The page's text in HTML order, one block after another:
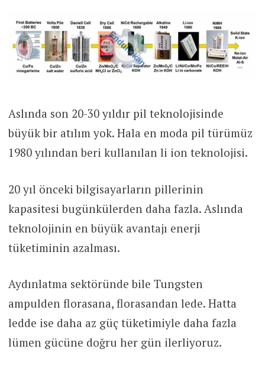
Aslında son 20-30 yıldır pil teknolojisinde
büyük bir atılım yok. Hala en moda pil türümüz
1980 yılından beri kullanılan li ion teknolojisi.
20 yıl önceki bilgisayarların pillerinin
kapasitesi bugünkülerden daha fazla. Aslında
teknolojinin en büyük avantajı enerji
tüketiminin azalması.
Aydınlatma sektöründe bile Tungsten
ampulden florasana, florasandan lede. Hatta
ledde ise daha az güç tüketimiyle daha fazla
lümen gücüne doğru her gün ilerliyoruz.